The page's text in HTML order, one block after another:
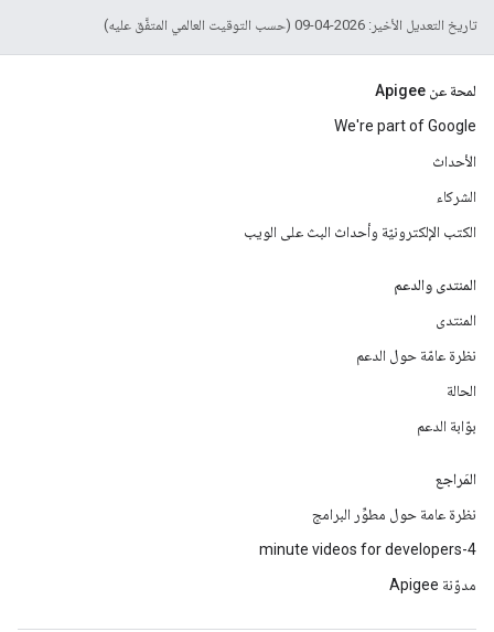
تاريخ التعديل الأخير: 2026-04-09 (حسب التوقيت العالمي المتفَّق عليه)
لمحة عن Apigee
We're part of Google
الأحداث
الشركاء
الكتب الإلكترونيّة وأحداث البث على الويب
المنتدى والدعم
المنتدى
نظرة عامّة حول الدعم
الحالة
بوّابة الدعم
المَراجع
نظرة عامة حول مطوِّر البرامج
4-minute videos for developers
مدوّنة Apigee